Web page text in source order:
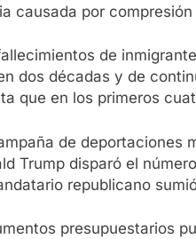
causada por
de
dos décadas y de
que en los primeros
de deportaciones
Trump disparó el
republicano
presupuestarios